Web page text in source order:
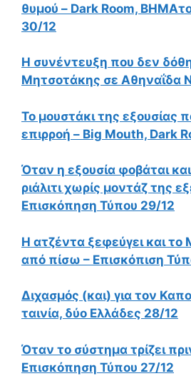
θυμού – Dark Room,
30/12
Η συνέντευξη που δεν
Μητσοτάκης σε Αθηναΐδα
Το μουστάκι της εξουσίας
επιρροή – Big Mouth, Dark
Όταν η εξουσία φοβάται
ριάλιτι χωρίς μοντάζ της
Επισκόπηση Τύπου 29/12
Η ατζέντα ξεφεύγει και το
από πίσω – Επισκόπιση
Διχασμός (και) για τον
ταινία, δύο Ελλάδες 28/12
Όταν το σύστημα τρίζει
Επισκόπηση Τύπου 27/12